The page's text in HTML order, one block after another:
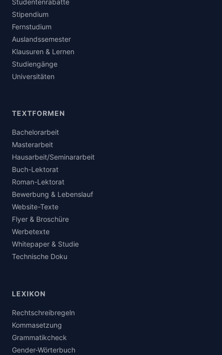
Studentenrabatte
Stipendium
Fernstudium
Auslandssemester
Klausuren & Lernen
Studiengänge
Universitäten
TEXTFORMEN
Bachelorarbeit
Masterarbeit
Hausarbeit/Seminararbeit
Buch-Lektorat
Roman-Lektorat
Bewerbung & Lebenslauf
Website-Texte
Flyer & Broschüre
Werbetexte
Whitepaper & Studie
Technische Doku
LEXIKON
Rechtschreibregeln
Kommasetzung
Grammatikcheck
Gender-Wörterbuch